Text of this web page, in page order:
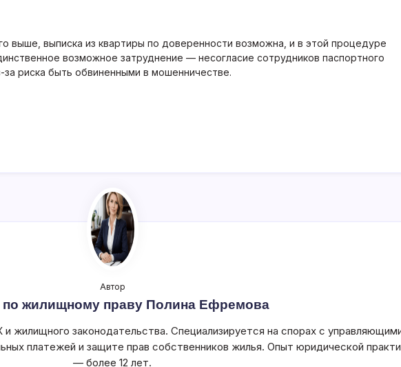
выше, выписка из квартиры по доверенности возможна, и в этой процедуре
возможное затруднение — несогласие сотрудников паспортного
риска быть обвиненными в мошенничестве.
Автор
жилищному праву Полина Ефремова
законодательства. Специализируется на спорах с
платежей и защите прав собственников жилья. Опыт юридической
— более 12 лет.